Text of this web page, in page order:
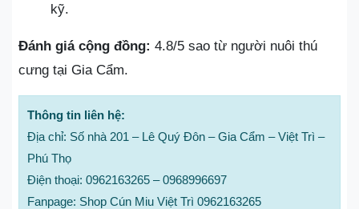
kỹ.
Đánh giá cộng đồng: 4.8/5 sao từ người nuôi thú
cưng tại Gia Cẩm.
Thông tin liên hệ:
Địa chỉ: Số nhà 201 – Lê Quý Đôn – Gia Cẩm – Việt Trì –
Phú Thọ
Điện thoại: 0962163265 – 0968996697
Fanpage: Shop Cún Miu Việt Trì 0962163265